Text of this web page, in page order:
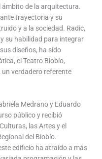
ámbito de la arquitectura.
trayectoria y su
y a la sociedad. Radic,
su habilidad para integrar
diseños, ha sido
el Teatro Biobío,
verdadero referente
Medrano y Eduardo
público y recibió
las Artes y el
del Biobío.
edificio ha atraído a más